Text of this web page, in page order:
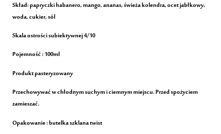
Skład: papryczki habanero, mango, ananas, świeża kolendra, ocet jabłkowy,
woda, cukier, sól
Skala ostrości subiektywnej 4/10
Pojemność : 100ml
Produkt pasteryzowany
Przechowywać w chłodnym suchym i ciemnym miejscu. Przed spożyciem
zamieszać.
Opakowanie : butelka szklana twist